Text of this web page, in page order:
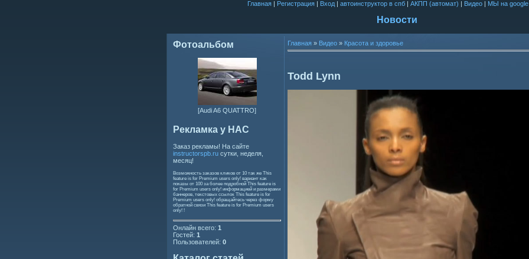
Главная| Регистрация| Вход| автоинструктор в спб| АКПП (автомат) | Видео| МЫ на google
Новости
Фотоальбом
[Audi A6 QUATTRO]
Рекламка у НАС
Заказ рекламы! На сайте
instructorspb.ru сутки, неделя,
месяц!
Возможность заказов кликов от 10 так же This
feature is for Premium users only! вариант как
показы от 100 за более подробной This feature is
for Premium users only! информацией и размерами
баннеров, текстовых ссылок This feature is for
Premium users only! обращайтесь через форму
обратной связи This feature is for Premium users
only! !
Онлайн всего: 1
Гостей: 1
Пользователей: 0
Главная » Видео » Красота и здоровье
Todd Lynn